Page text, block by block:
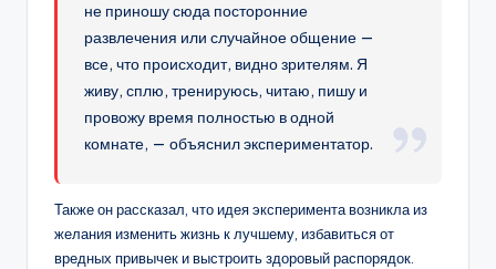
не приношу сюда посторонние
развлечения или случайное общение —
все, что происходит, видно зрителям. Я
живу, сплю, тренируюсь, читаю, пишу и
провожу время полностью в одной
комнате, — объяснил экспериментатор.
Также он рассказал, что идея эксперимента возникла из
желания изменить жизнь к лучшему, избавиться от
вредных привычек и выстроить здоровый распорядок.